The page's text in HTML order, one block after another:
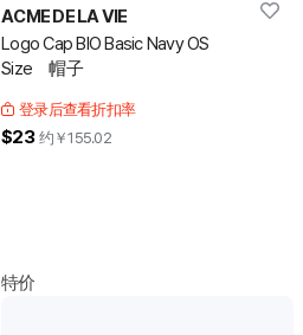
ACME DE LA VIE
Logo Cap BIO Basic Navy OS
Size 帽子
登录后查看折扣率
$23 约￥155.02
特价